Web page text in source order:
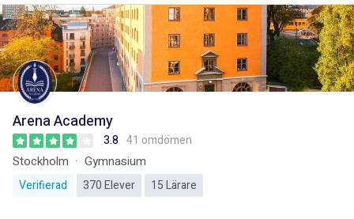
Arena Academy
3.8 41 omdömen
Stockholm Gymnasium
Verifierad 370 Elever 15 Lärare